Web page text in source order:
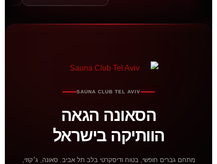
SAUNA CLUB TEL AVIV
הסאונה הגאה
הוותיקה בישראל
מתחם גברים חופשי, בטוח ודיסקרטי בלב תל אביב. סאונה, ג׳קוזי,